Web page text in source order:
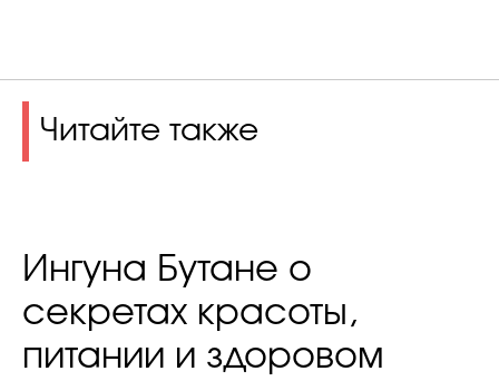
Читайте также
Ингуна Бутане о
секретах красоты,
питании и здоровом